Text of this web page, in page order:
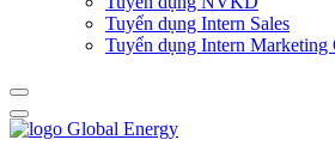
Tuyển dụng Intern Sales
Tuyển dụng Intern Marketing